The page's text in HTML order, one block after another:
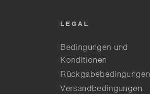
LEGAL
Bedingungen und
Konditionen
Rückgabebedingungen
Versandbedingungen